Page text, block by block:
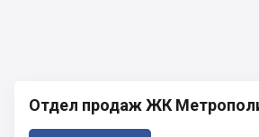
Отдел продаж ЖК